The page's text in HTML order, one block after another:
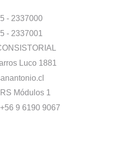
- 2337000
- 2337001
Luco 1881
Módulos 1
9 6190 9067